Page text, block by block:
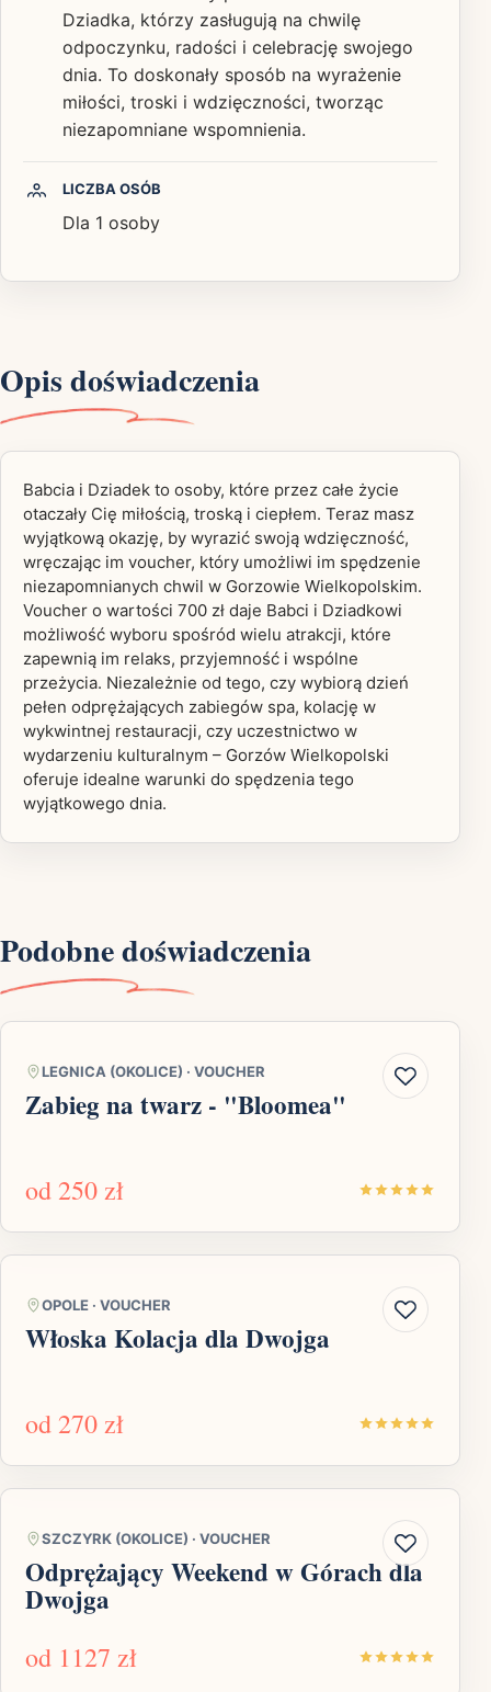
Dziadka, którzy zasługują na chwilę
odpoczynku, radości i celebrację swojego
dnia. To doskonały sposób na wyrażenie
miłości, troski i wdzięczności, tworząc
niezapomniane wspomnienia.
LICZBA OSÓB
Dla 1 osoby
Opis doświadczenia
Babcia i Dziadek to osoby, które przez całe życie
otaczały Cię miłością, troską i ciepłem. Teraz masz
wyjątkową okazję, by wyrazić swoją wdzięczność,
wręczając im voucher, który umożliwi im spędzenie
niezapomnianych chwil w Gorzowie Wielkopolskim.
Voucher o wartości 700 zł daje Babci i Dziadkowi
możliwość wyboru spośród wielu atrakcji, które
zapewnią im relaks, przyjemność i wspólne
przeżycia. Niezależnie od tego, czy wybiorą dzień
pełen odprężających zabiegów spa, kolację w
wykwintnej restauracji, czy uczestnictwo w
wydarzeniu kulturalnym – Gorzów Wielkopolski
oferuje idealne warunki do spędzenia tego
wyjątkowego dnia.
Podobne doświadczenia
LEGNICA (OKOLICE) · VOUCHER
Zabieg na twarz - "Bloomea"
od 250 zł
OPOLE · VOUCHER
Włoska Kolacja dla Dwojga
od 270 zł
SZCZYRK (OKOLICE) · VOUCHER
Odprężający Weekend w Górach dla
Dwojga
od 1127 zł